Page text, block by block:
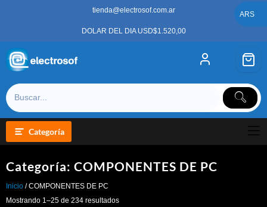
tienda@electrosof.com.ar
DOLAR DEL DIA USD$1.520,00
Categoría
Categoría: COMPONENTES DE PC
Inicio / COMPONENTES DE PC
Mostrando 1–25 de 234 resultadosOrdenado
ARS